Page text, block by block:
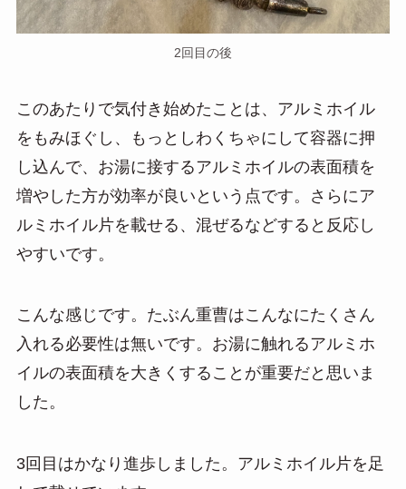
2回目の後
このあたりで気付き始めたことは、アルミホイル
をもみほぐし、もっとしわくちゃにして容器に押
し込んで、お湯に接するアルミホイルの表面積を
増やした方が効率が良いという点です。さらにア
ルミホイル片を載せる、混ぜるなどすると反応し
やすいです。
こんな感じです。たぶん重曹はこんなにたくさん
入れる必要性は無いです。お湯に触れるアルミホ
イルの表面積を大きくすることが重要だと思いま
した。
3回目はかなり進歩しました。アルミホイル片を足